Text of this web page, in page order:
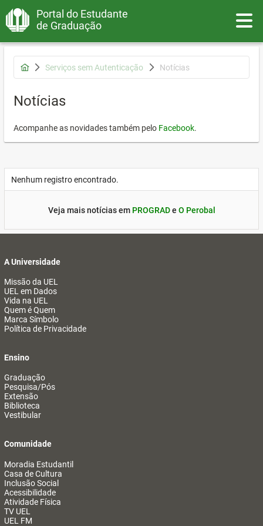
Portal do Estudante
de Graduação
Serviços sem Autenticação Notícias
Notícias
Acompanhe as novidades também pelo Facebook.
Nenhum registro encontrado.
Veja mais notícias em PROGRADe O Perobal
A Universidade
Missão da UEL
UEL em Dados
Vida na UEL
Quem é Quem
Marca Símbolo
Política de Privacidade
Ensino
Graduação
Pesquisa/Pós
Extensão
Biblioteca
Vestibular
Comunidade
Moradia Estudantil
Casa de Cultura
Inclusão Social
Acessibilidade
Atividade Física
TV UEL
UEL FM